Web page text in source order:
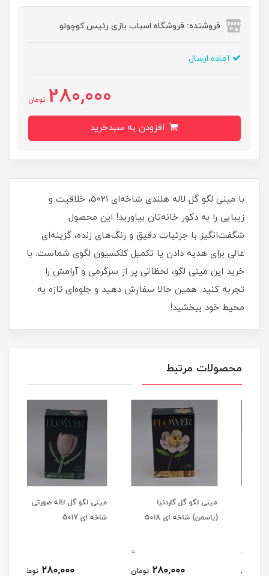
فروشنده: فروشگاه اسباب بازی رئیس کوچولو
آماده ارسال
280,000 تومان
با مینی لگو گل لاله هلندی شاخه‌ای 5021، خلاقیت و
زیبایی را به دکور خانه‌تان بیاورید! این محصول
شگفت‌انگیز با جزئیات دقیق و رنگ‌های زنده، گزینه‌ای
عالی برای هدیه دادن یا تکمیل کلکسیون لگوی شماست. با
خرید این مینی لگو، لحظاتی پر از سرگرمی و آرامش را
تجربه کنید. همین حالا سفارش دهید و جلوه‌ای تازه به
محیط خود ببخشید!
محصولات مرتبط
مینی لگو گل گاردنیا
(یاسمن) شاخه ای 5018
280,000 تومان
مینی لگو گل لاله صورتی
شاخه ای 5017
280,000 تومان